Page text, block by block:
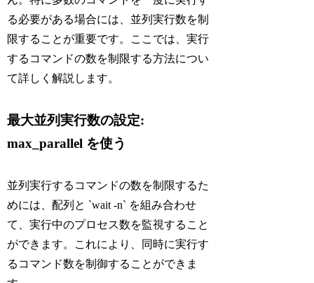
る必要がある場合には、並列実行数を制
限することが重要です。ここでは、実行
するコマンドの数を制限する方法につい
て詳しく解説します。
最大並列実行数の設定:
max_parallel を使う
並列実行するコマンドの数を制限するた
めには、配列と `wait -n` を組み合わせ
て、実行中のプロセス数を監視すること
ができます。これにより、同時に実行す
るコマンド数を制御することができま